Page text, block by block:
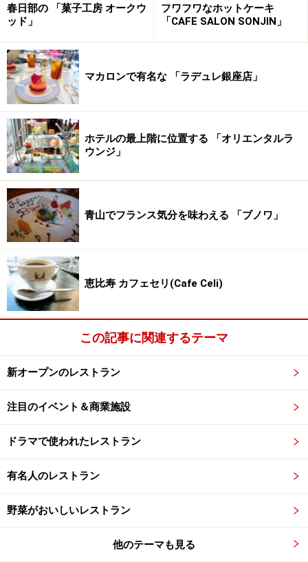
「サクラ」「塩キャラメル」「ダージリン」「ショコラ
（新デザイン）」
「レ・エクレア・フォション・ボテ
（ダイエットティ、ヴァイタリティティ）」など。ま
た、特別商品として、ミニサイズのエクレア５ピースセ
ットも販売されます。
目玉は、新作のエクレア「ホット・ドッ
グ」。
「エクレア・ウィーク」の新作「ホット・ドッグ」。
また、今回、目玉となるのが、新作として発表される
「ホット・ドッグ」。こちらは、温めて食べることもで
きる初のエクレア！ この新作も含めると、「エクレ
ア・ウィーク」で販売されるのは、なんと16種類。
次ページでは、新作エクレア！「ホット・ドッグ」の詳
細をご紹介します！
＜＜＜ ホット・ドッグ ＞＞＞
＜＜＜ ラ・ヴァーグ ＞＞＞
春日部の 「菓子工房 オークウ
ッド」
フワフワなホットケーキ
「CAFE SALON SONJIN」
マカロンで有名な 「ラデュレ銀座店」
ホテルの最上階に位置する 「オリエンタルラ
ウンジ」
青山でフランス気分を味わえる 「ブノワ」
恵比寿 カフェセリ(Cafe Celi)
この記事に関連するテーマ
新オープンのレストラン
注目のイベント＆商業施設
ドラマで使われたレストラン
有名人のレストラン
野菜がおいしいレストラン
他のテーマも見る